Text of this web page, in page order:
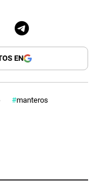
EN
manteros